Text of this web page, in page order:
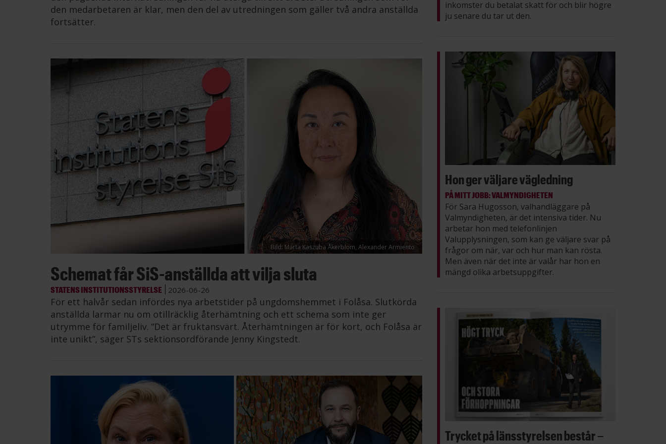
den medarbetaren är klar, men den del av utredningen som gäller två andra anställda
fortsätter.
Bild: Marta Kaszuba Åkerblom, Alexander Armiento
Schemat får SiS-anställda att vilja sluta
STATENS INSTITUTIONSSTYRELSE 2026-06-26
För ett halvår sedan infördes nya arbetstider på ungdomshemmet i Folåsa. Slutkörda
anställda larmar nu om otillräcklig återhämtning och ett schema som inte ger
utrymme för familjeliv. ”Det är fruktansvärt. Återhämtningen är för kort, och Folåsa är
inte unikt”, säger STs sektionsordförande Jenny Kingstedt.
inkomster du betalat skatt för och blir högre
ju senare du tar ut den.
Hon ger väljare vägledning
PÅ MITT JOBB: VALMYNDIGHETEN
För Sara Hugosson, valhandläggare på
Valmyndigheten, är det intensiva tider. Nu
arbetar hon med telefonlinjen
Valupplysningen, som kan ge väljare svar på
frågor om när, var och hur man kan rösta.
Men även när det inte är valår har hon en
mängd olika arbetsuppgifter.
Trycket på länsstyrelsen består –